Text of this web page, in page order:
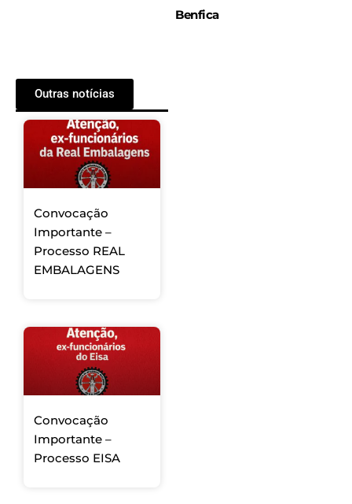
Benfica
Outras notícias
Convocação
Importante –
Processo REAL
EMBALAGENS
Convocação
Importante –
Processo EISA